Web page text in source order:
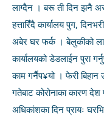
लाग्दैन । बरू ती दिन झनै
हत्तारिँदै कार्यालय पुग,
अबेर घर फर्क । बेलुकीको
कार्यालयको डेडलाईन पुरा
काम गर्नैप¥यो । फेरी
गतेबाट कोरोनाका कारण देश
अधिकांशका दिन प्रायः